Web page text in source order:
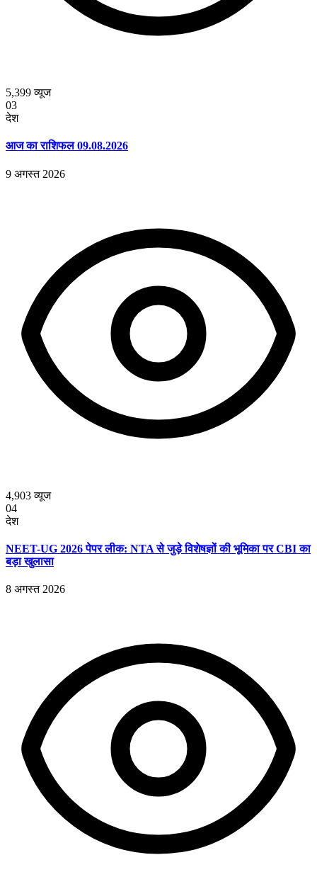
5,399व्यूज
03
देश
आज का राशिफल 09.08.2026
9 अगस्त 2026
4,903व्यूज
04
देश
NEET-UG 2026 पेपर लीक: NTA से जुड़े विशेषज्ञों की भूमिका पर CBI का
बड़ा खुलासा
8 अगस्त 2026